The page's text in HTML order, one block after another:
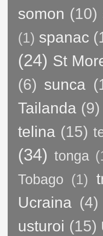
somon (10)
(1) spanac
(24) St
(6) sunca
Tailanda (9)
telina (15)
(34) tonga
Tobago (1)
Ucraina (4)
usturoi (15)